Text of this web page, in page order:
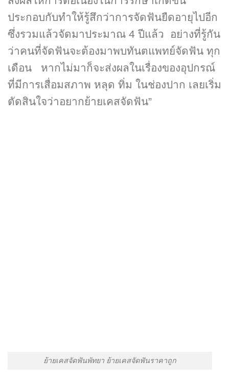
ประกอบกับทำให้รู้สึกว่าการจัดฟันยืดอายุไปอีก
ซึ่งรวมแล้วจัดมาประมาณ 4 ปีแล้ว อย่างที่รู้กัน
ว่าคนที่จัดฟันจะต้องมาพบทันตแพทย์จัดฟัน ทุก
เดือน หากไม่มาก็จะส่งผลในเรื่องของอุปกรณ์
ที่มีการเสื่อมสภาพ หลุด ทิ่ม ในช่องปาก เลยเริ่ม
ตัดสินใจว่าอยากย้ายเคสจัดฟัน”
ย้ายเคสจัดฟันพัทยา ย้ายเคสจัดฟันราคาถูก